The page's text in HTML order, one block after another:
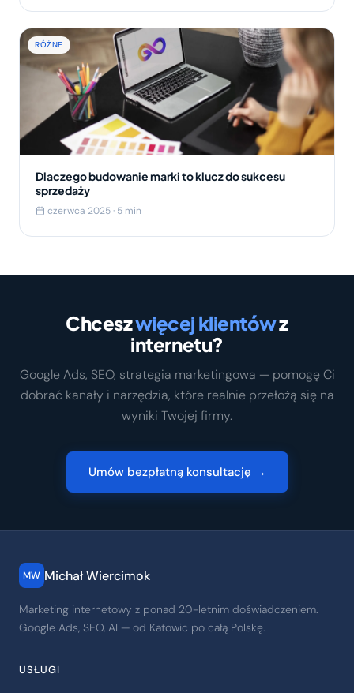
RÓŻNE
Dlaczego budowanie marki to klucz do sukcesu
sprzedaży
czerwca 2025 · 5 min
Chceszwięcej klientówz
internetu?
Google Ads, SEO, strategia marketingowa — pomogę Ci
dobrać kanały i narzędzia, które realnie przełożą się na
wyniki Twojej firmy.
Umów bezpłatną konsultację →
MW Michał Wiercimok
Marketing internetowy z ponad 20-letnim doświadczeniem.
Google Ads, SEO, AI — od Katowic po całą Polskę.
USŁUGI